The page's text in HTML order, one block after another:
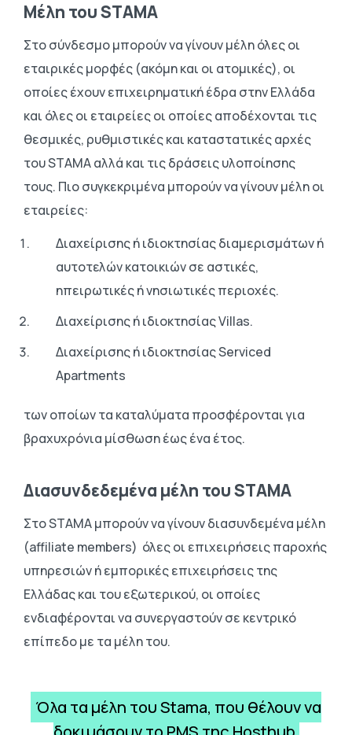
Μέλη του STAMA
Στο σύνδεσμο μπορούν να γίνουν μέλη όλες οι
εταιρικές μορφές (ακόμη και οι ατομικές), οι
οποίες έχουν επιχειρηματική έδρα στην Ελλάδα
και όλες οι εταιρείες οι οποίες αποδέχονται τις
θεσμικές, ρυθμιστικές και καταστατικές αρχές
του STAMA αλλά και τις δράσεις υλοποίησης
τους. Πιο συγκεκριμένα μπορούν να γίνουν μέλη οι
εταιρείες:
Διαχείρισης ή ιδιοκτησίας διαμερισμάτων ή
αυτοτελών κατοικιών σε αστικές,
ηπειρωτικές ή νησιωτικές περιοχές.
Διαχείρισης ή ιδιοκτησίας Villas.
Διαχείρισης ή ιδιοκτησίας Serviced
Apartments
των οποίων τα καταλύματα προσφέρονται για
βραχυχρόνια μίσθωση έως ένα έτος.
Διασυνδεδεμένα μέλη του STAMA
Στο STAMA μπορούν να γίνουν διασυνδεμένα μέλη
(affiliate members) όλες οι επιχειρήσεις παροχής
υπηρεσιών ή εμπορικές επιχειρήσεις της
Ελλάδας και του εξωτερικού, οι οποίες
ενδιαφέρονται να συνεργαστούν σε κεντρικό
επίπεδο με τα μέλη του.
Όλα τα μέλη του Stama, που θέλουν να